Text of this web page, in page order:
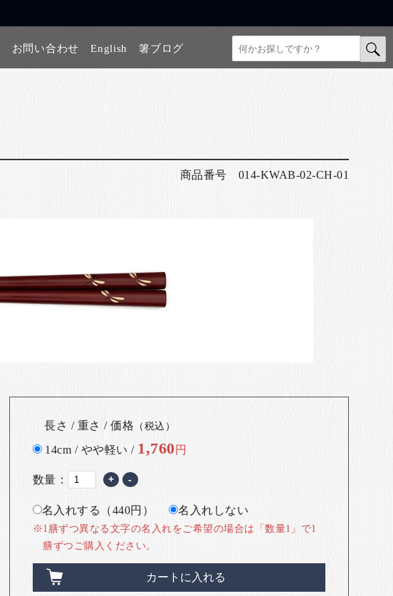
お問い合わせ English 箸ブログ
商品番号 014-KWAB-02-CH-01
長さ / 重さ / 価格 （税込）
14cm / やや軽い / 1,760 円
数量： + -
名入れする（440円） 名入れしない
※1膳ずつ異なる文字の名入れをご希望の場合は「数量1」で1
膳ずつご購入ください。
カートに入れる